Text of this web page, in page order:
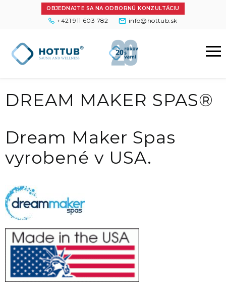
OBJEDNAJTE SA NA ODBORNÚ KONZULTÁCIU
+421 911 603 782 info@hottub.sk
DREAM MAKER SPAS®
Dream Maker Spas
vyrobené v USA.